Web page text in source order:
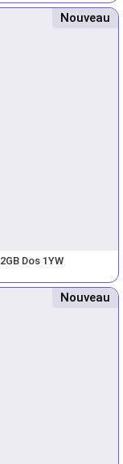
Nouveau
Dos 1YW
Nouveau